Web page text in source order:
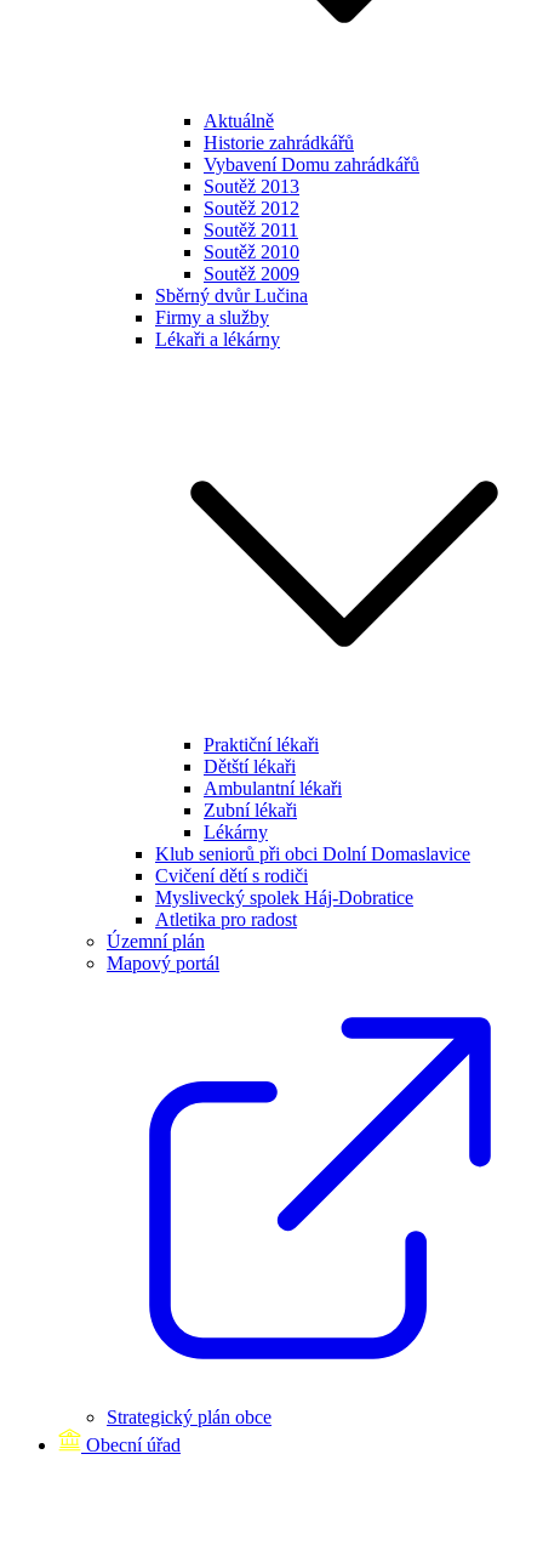
Aktuálně
Historie zahrádkářů
Vybavení Domu zahrádkářů
Soutěž 2013
Soutěž 2012
Soutěž 2011
Soutěž 2010
Soutěž 2009
Sběrný dvůr Lučina
Firmy a služby
Lékaři a lékárny
Praktiční lékaři
Dětští lékaři
Ambulantní lékaři
Zubní lékaři
Lékárny
Klub seniorů při obci Dolní Domaslavice
Cvičení dětí s rodiči
Myslivecký spolek Háj-Dobratice
Atletika pro radost
Územní plán
Mapový portál
Strategický plán obce
Obecní úřad